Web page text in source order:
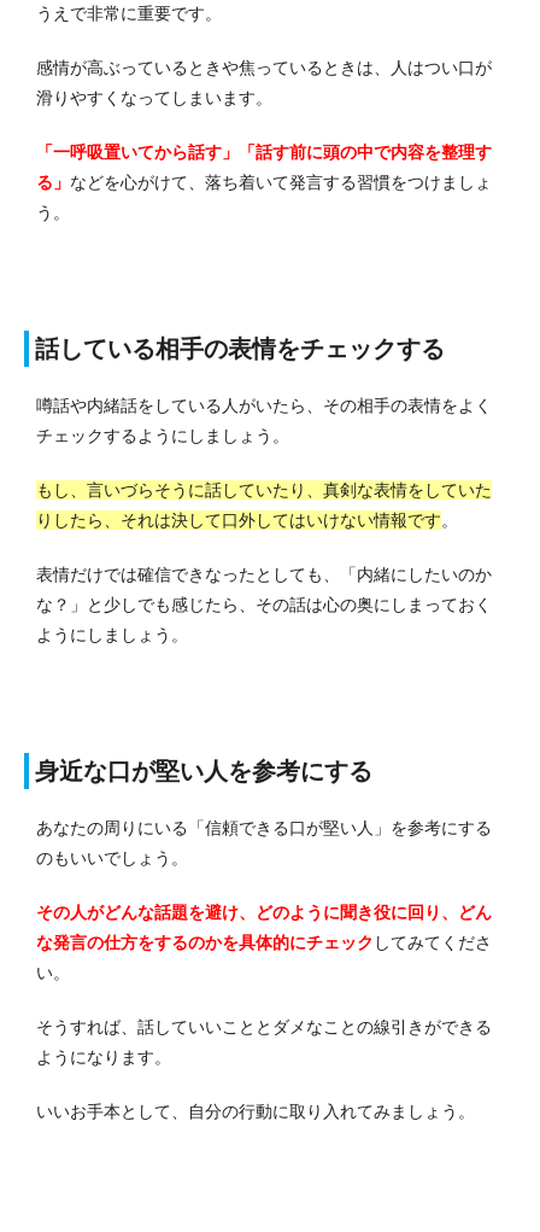
うえで非常に重要です。
感情が高ぶっているときや焦っているときは、人はつい口が
滑りやすくなってしまいます。
「一呼吸置いてから話す」「話す前に頭の中で内容を整理す
る」 などを心がけて、落ち着いて発言する習慣をつけましょ
う。
話している相手の表情をチェックする
噂話や内緒話をしている人がいたら、その相手の表情をよく
チェックするようにしましょう。
もし、言いづらそうに話していたり、真剣な表情をしていた
りしたら、それは決して口外してはいけない情報です。
表情だけでは確信できなったとしても、「内緒にしたいのか
な？」と少しでも感じたら、その話は心の奥にしまっておく
ようにしましょう。
身近な口が堅い人を参考にする
あなたの周りにいる「信頼できる口が堅い人」を参考にする
のもいいでしょう。
その人がどんな話題を避け、どのように聞き役に回り、どん
な発言の仕方をするのかを具体的にチェック してみてくださ
い。
そうすれば、話していいこととダメなことの線引きができる
ようになります。
いいお手本として、自分の行動に取り入れてみましょう。